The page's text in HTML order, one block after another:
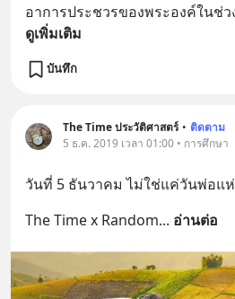
อาการประชวรของพระองค์ในช่ว
ดูเพิ่มเติม
บันทึก
The Time ประวัติศาสตร์ • ติดตาม
5 ธ.ค. 2019 เวลา 01:00 • การศึกษา
วันที่ 5 ธันวาคม ไม่ใช่แค่วันพ่อแ
The Time x Random... อ่านต่อ